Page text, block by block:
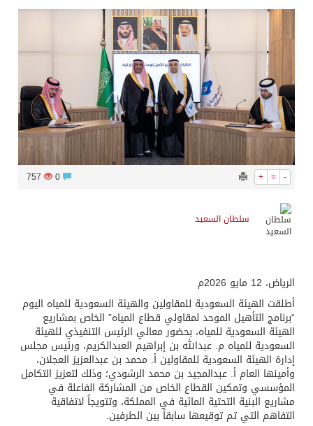
+ = -
757
سلطان السعيد
الرياض، 12 مايو 2026م
أطلقت الهيئة السعودية للمقاولين والهيئة السعودية للمياه اليوم
“برنامج التأهيل الموحد لمقاولي قطاع المياه” الخاص بمشاريع
الهيئة السعودية للمياه، بحضور معالي الرئيس التنفيذي للهيئة
السعودية للمياه م. عبدالله بن إبراهيم العبدالكريم، ورئيس مجلس
إدارة الهيئة السعودية للمقاولين أ. محمد بن عبدالعزيز العجلان،
وأمينها العام أ. عبدالمجيد بن محمد الرشودي؛ وذلك لتعزيز التكامل
المؤسسي وتمكين القطاع الخاص من المشاركة الفاعلة في
مشاريع البنية التحتية المائية في المملكة، وتتويجاً لاتفاقية
التفاهم التي تم توقيعها سابقاً بين الطرفين.